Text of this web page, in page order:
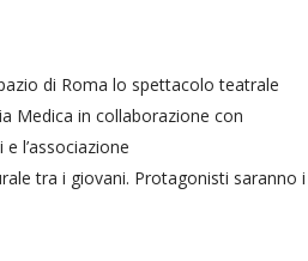
di Roma lo spettacolo teatrale
Medica in collaborazione con
l’associazione
tra i giovani. Protagonisti saranno i